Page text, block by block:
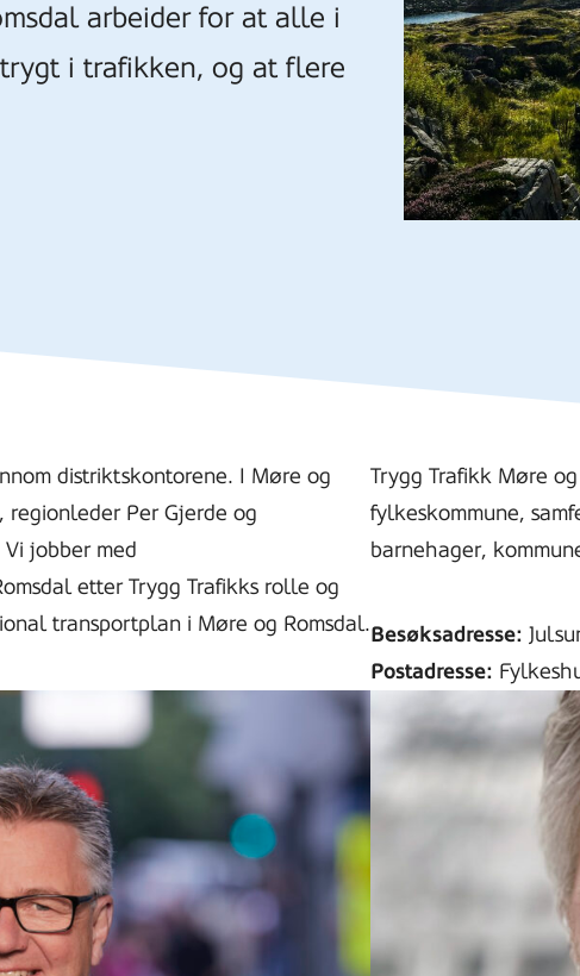
arbeider for at alle i
i trafikken, og at flere
distriktskontorene. I Møre og
regionleder Per Gjerde og
jobber med
etter Trygg Trafikks rolle og
transportplan i Møre og Romsdal.
Trygg Trafikk Møre
fylkeskommune,
barnehager,
Besøksadresse:
Postadresse: